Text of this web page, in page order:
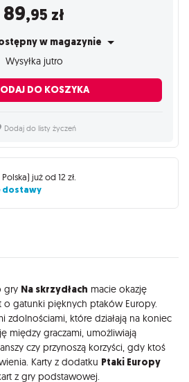
89,95 zł
w magazynie
Wysyłka jutro
DO KOSZYKA
Dodaj do listy życzeń
) już od 12 zł
dostawy
gry Na skrzydłach macie okazję
o gatunki pięknych ptaków Europy.
zdolnościami, które działają na koniec
między graczami, umożliwiają
czy przynoszą korzyści, gdy ktoś
Karty z dodatku Ptaki Europy
z gry podstawowej.